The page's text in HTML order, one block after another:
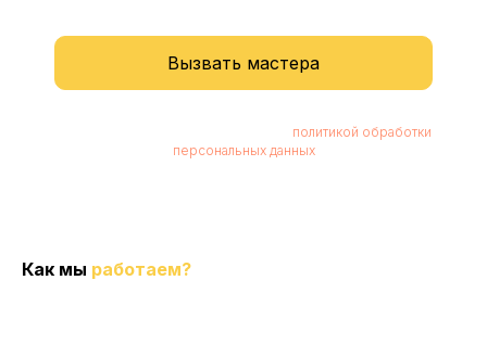
Вызвать мастера
политикой обработки
персональных данных
Как мы работаем?